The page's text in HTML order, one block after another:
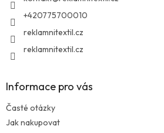
+420775700010
reklamnitextil.cz
reklamnitextil.cz
Informace pro vás
Časté otázky
Jak nakupovat